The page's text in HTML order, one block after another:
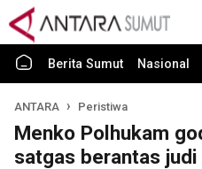
Berita Sumut Nasional
ANTARA Peristiwa
Menko Polhukam
satgas berantas